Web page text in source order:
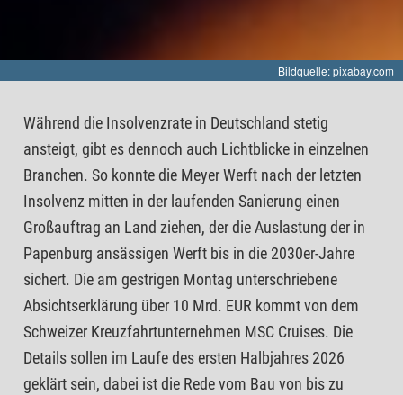
Bildquelle: pixabay.com
Während die Insolvenzrate in Deutschland stetig
ansteigt, gibt es dennoch auch Lichtblicke in einzelnen
Branchen. So konnte die Meyer Werft nach der letzten
Insolvenz mitten in der laufenden Sanierung einen
Großauftrag an Land ziehen, der die Auslastung der in
Papenburg ansässigen Werft bis in die 2030er-Jahre
sichert. Die am gestrigen Montag unterschriebene
Absichtserklärung über 10 Mrd. EUR kommt von dem
Schweizer Kreuzfahrtunternehmen MSC Cruises. Die
Details sollen im Laufe des ersten Halbjahres 2026
geklärt sein, dabei ist die Rede vom Bau von bis zu